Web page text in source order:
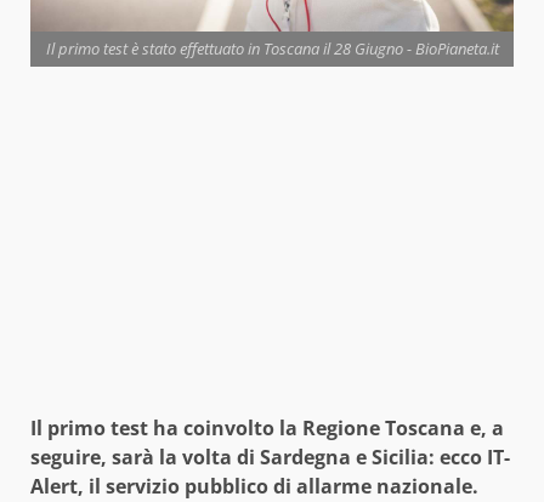
Il primo test è stato effettuato in Toscana il 28 Giugno - BioPianeta.it
Il primo test ha coinvolto la Regione Toscana e, a
seguire, sarà la volta di Sardegna e Sicilia: ecco IT-
Alert, il servizio pubblico di allarme nazionale.